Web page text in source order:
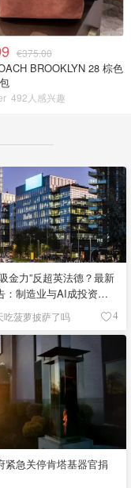
€375.00
BROOKLYN 28 棕色
492人感兴趣
金力”反超英法德？最新
：制造业与AI成投资新
吃菠萝披萨了吗 4
紧急关停肯塔基器官捐